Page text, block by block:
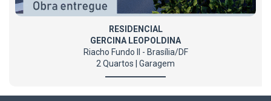
RESIDENCIAL
GERCINA LEOPOLDINA
Riacho Fundo II - Brasília/DF
2 Quartos | Garagem